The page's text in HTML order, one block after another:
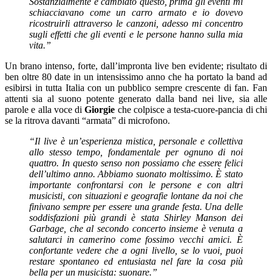
schiacciavano come un carro armato e io dovevo
ricostruirli attraverso le canzoni, adesso mi concentro
sugli effetti che gli eventi e le persone hanno sulla mia
vita.”
Un brano intenso, forte, dall’impronta live ben evidente; risultato di
ben oltre 80 date in un intensissimo anno che ha portato la band ad
esibirsi in tutta Italia con un pubblico sempre crescente di fan. Fan
attenti sia al suono potente generato dalla band nei live, sia alle
parole e alla voce diGiorgie che colpisce a testa-cuore-pancia di chi
se la ritrova davanti “armata” di microfono.
“Il live è un’esperienza mistica, personale e collettiva
allo stesso tempo, fondamentale per ognuno di noi
quattro. In questo senso non possiamo che essere felici
dell’ultimo anno. Abbiamo suonato moltissimo. È stato
importante confrontarsi con le persone e con altri
musicisti, con situazioni e geografie lontane da noi che
finivano sempre per essere una grande festa. Una delle
soddisfazioni più grandi è stata Shirley Manson dei
Garbage, che al secondo concerto insieme è venuta a
salutarci in camerino come fossimo vecchi amici. È
confortante vedere che a ogni livello, se lo vuoi, puoi
restare spontaneo ed entusiasta nel fare la cosa più
bella per un musicista: suonare.”